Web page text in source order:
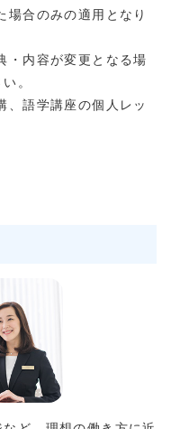
場合のみの適用となり
・内容が変更となる場
。
、語学講座の個人レッ